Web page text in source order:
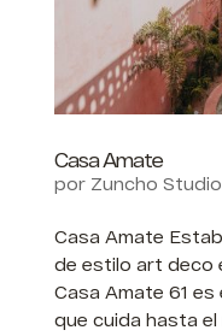
Casa Amate
por Zuncho Studio
Casa Amate
de estilo art deco
Casa Amate 61
que cuida hasta el